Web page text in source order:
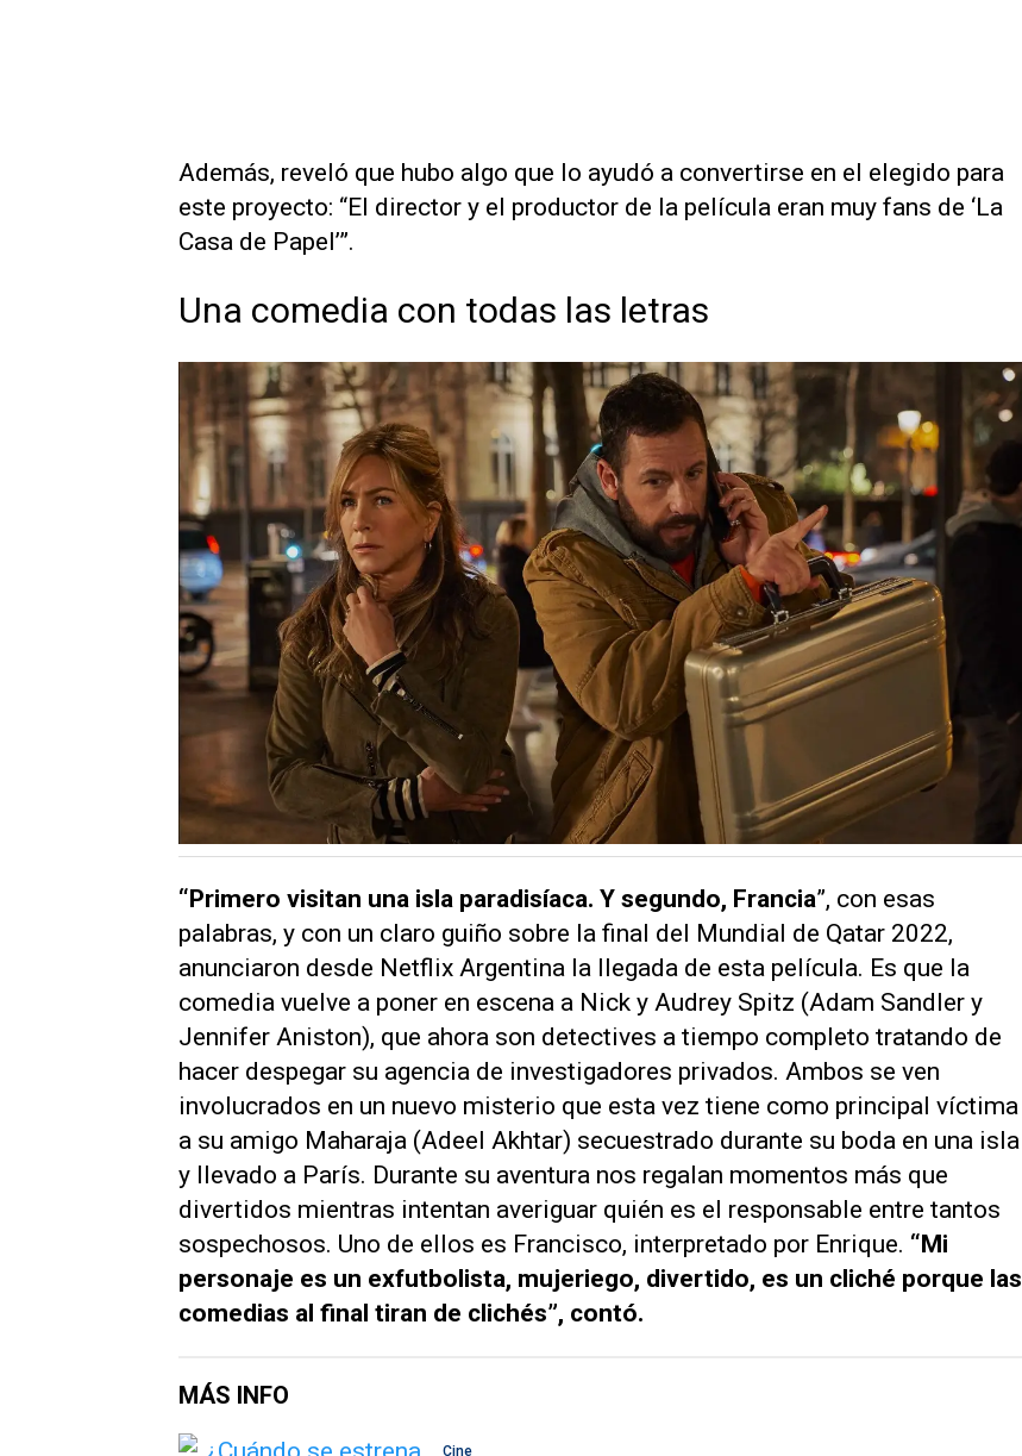
Además, reveló que hubo algo que lo ayudó a convertirse en el elegido para
este proyecto: “El director y el productor de la película eran muy fans de ‘La
Casa de Papel’”.
Una comedia con todas las letras
“Primero visitan una isla paradisíaca. Y segundo, Francia”, con esas
palabras, y con un claro guiño sobre la final del Mundial de Qatar 2022,
anunciaron desde Netflix Argentina la llegada de esta película. Es que la
comedia vuelve a poner en escena a Nick y Audrey Spitz (Adam Sandler y
Jennifer Aniston), que ahora son detectives a tiempo completo tratando de
hacer despegar su agencia de investigadores privados. Ambos se ven
involucrados en un nuevo misterio que esta vez tiene como principal víctima
a su amigo Maharaja (Adeel Akhtar) secuestrado durante su boda en una isla
y llevado a París. Durante su aventura nos regalan momentos más que
divertidos mientras intentan averiguar quién es el responsable entre tantos
sospechosos. Uno de ellos es Francisco, interpretado por Enrique. “Mi
personaje es un exfutbolista, mujeriego, divertido, es un cliché porque las
comedias al final tiran de clichés”, contó.
MÁS INFO
Cine